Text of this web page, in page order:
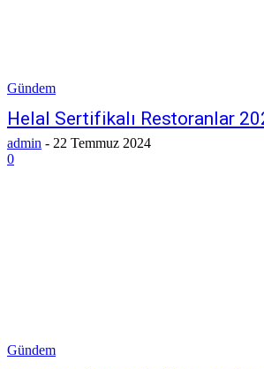
Gündem
Helal Sertifikalı Restoranlar
admin - 22 Temmuz 2024
0
Gündem